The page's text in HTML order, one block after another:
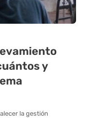
y
la gestión